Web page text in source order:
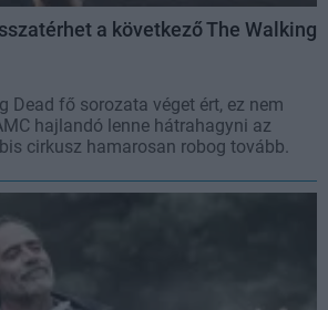
a következő The Walking
Dead fő sorozata véget ért, ez nem
hajlandó lenne hátrahagyni az
cirkusz hamarosan robog tovább.